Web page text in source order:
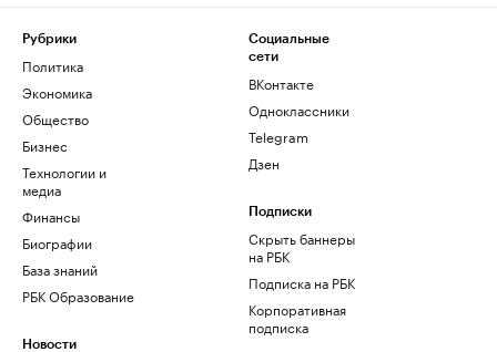
Рубрики
Политика
Экономика
Общество
Бизнес
Технологии и
медиа
Финансы
Биографии
База знаний
РБК Образование
Новости
Социальные
сети
ВКонтакте
Одноклассники
Telegram
Дзен
Подписки
Скрыть баннеры
на РБК
Подписка на РБК
Корпоративная
подписка